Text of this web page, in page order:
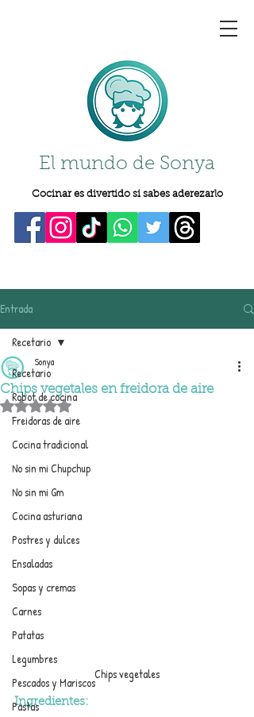
El mundo de Sonya
Cocinar es divertido si sabes aderezarlo
Entrada
Recetario
Robot de cocina
Freidoras de aire
Cocina tradicional
No sin mi Chupchup
No sin mi Gm
Cocina asturiana
Postres y dulces
Ensaladas
Sopas y cremas
Carnes
Patatas
Legumbres
Pescados y Mariscos
Pastas
Recetario
Chips vegetales en freidora de aire
Sonya
Obtuvo NaN de 5 estrellas.
Chips vegetales
Ingredientes: